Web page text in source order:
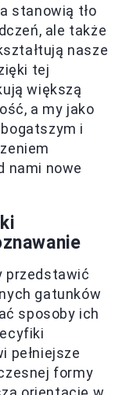
stanowią tło
ale także
nasze
tej
większą
a my jako
i
nami nowe
przedstawić
gatunków
sposoby ich
pełniejsze
formy